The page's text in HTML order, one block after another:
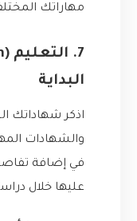
مهاراتك
البداية
اذكر شهاداتك
والشهادات
في إضافة
عليها خلال